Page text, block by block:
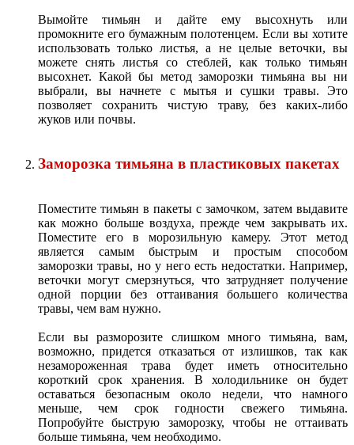
Вымойте тимьян и дайте ему высохнуть или
промокните его бумажным полотенцем. Если вы хотите
использовать только листья, а не целые веточки, вы
можете снять листья со стеблей, как только тимьян
высохнет. Какой бы метод заморозки тимьяна вы ни
выбрали, вы начнете с мытья и сушки травы. Это
позволяет сохранить чистую траву, без каких-либо
жуков или почвы.
Заморозка тимьяна в пластиковых пакетах
Поместите тимьян в пакеты с замочком, затем выдавите
как можно больше воздуха, прежде чем закрывать их.
Поместите его в морозильную камеру. Этот метод
является самым быстрым и простым способом
заморозки травы, но у него есть недостатки. Например,
веточки могут смерзнуться, что затрудняет получение
одной порции без оттаивания большего количества
травы, чем вам нужно.
Если вы разморозите слишком много тимьяна, вам,
возможно, придется отказаться от излишков, так как
незамороженная трава будет иметь относительно
короткий срок хранения. В холодильнике он будет
оставаться безопасным около недели, что намного
меньше, чем срок годности свежего тимьяна.
Попробуйте быструю заморозку, чтобы не оттаивать
больше тимьяна, чем необходимо.